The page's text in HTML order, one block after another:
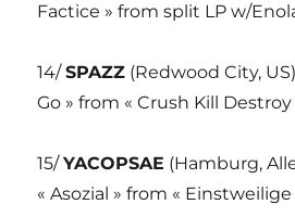
Factice » from split LP w/
14/SPAZZ (Redwood City,
Go » from « Crush Kill Destroy
15/YACOPSAE (Hamburg,
« Asozial » from «